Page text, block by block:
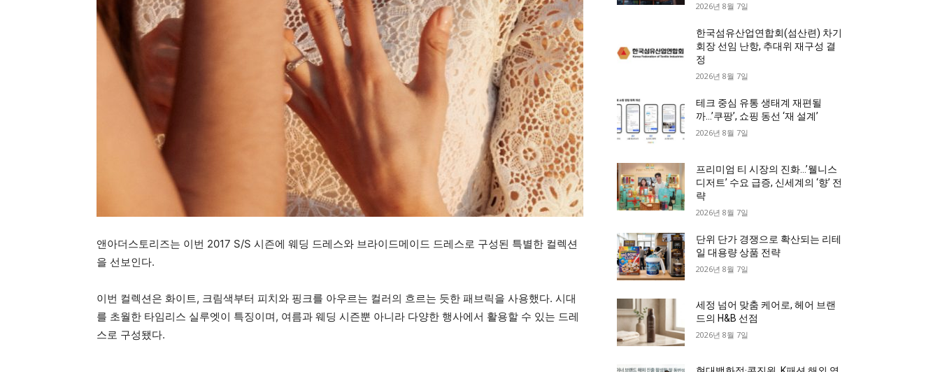
앤아더스토리즈는 이번 2017 S/S 시즌에 웨딩 드레스와 브라이드메이드 드레스로 구성된 특별한 컬렉션
을 선보인다.
이번 컬렉션은 화이트, 크림색부터 피치와 핑크를 아우르는 컬러의 흐르는 듯한 패브릭을 사용했다. 시대
를 초월한 타임리스 실루엣이 특징이며, 여름과 웨딩 시즌뿐 아니라 다양한 행사에서 활용할 수 있는 드레
스로 구성됐다.
2026년 8월 7일
한국섬유산업연합회(섬산련) 차기
회장 선임 난항, 추대위 재구성 결
정
2026년 8월 7일
테크 중심 유통 생태계 재편될
까…’쿠팡’, 쇼핑 동선 ‘재 설계’
2026년 8월 7일
프리미엄 티 시장의 진화…’웰니스
디저트’ 수요 급증, 신세계의 ‘향’ 전
략
2026년 8월 7일
단위 단가 경쟁으로 확산되는 리테
일 대용량 상품 전략
2026년 8월 7일
세정 넘어 맞춤 케어로, 헤어 브랜
드의 H&B 선점
2026년 8월 7일